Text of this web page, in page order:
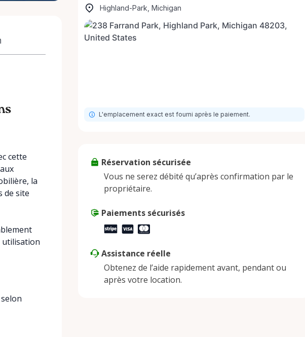
cette
la
de site
utilisation
Highland-Park, Michigan
L'emplacement exact est fourni après le paiement.
Réservation sécurisée
Vous ne serez débité qu’après confirmation par le
propriétaire.
Paiements sécurisés
Assistance réelle
Obtenez de l’aide rapidement avant, pendant ou
après votre location.